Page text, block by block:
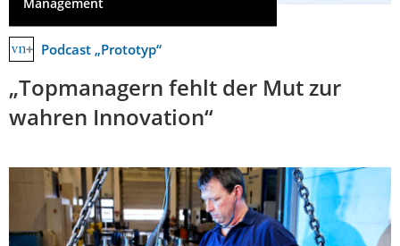
Management
Podcast „Prototyp“
„Topmanagern fehlt der Mut zur
wahren Innovation“